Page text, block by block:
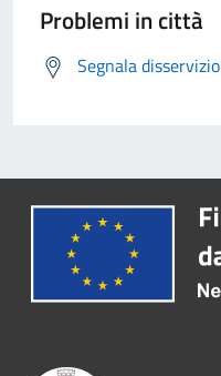
Problemi in città
Segnala disservizio